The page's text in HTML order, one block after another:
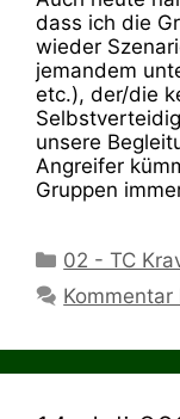
dass ich die
wieder
jemandem
etc.), der/die
unsere
Angreifer
Gruppen
Kategorien
02 - TC